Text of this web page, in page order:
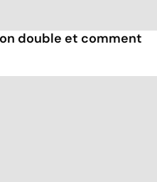
double et comment